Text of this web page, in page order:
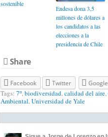
sostenible
Endesa dona 3,5
millones de dólares a
los candidatos a las
elecciones a la
presidencia de Chile
Share
Facebook Twitter Google
Tags: 7º,biodiversidad,calidad del aire,
Ambiental,Universidad de Yale